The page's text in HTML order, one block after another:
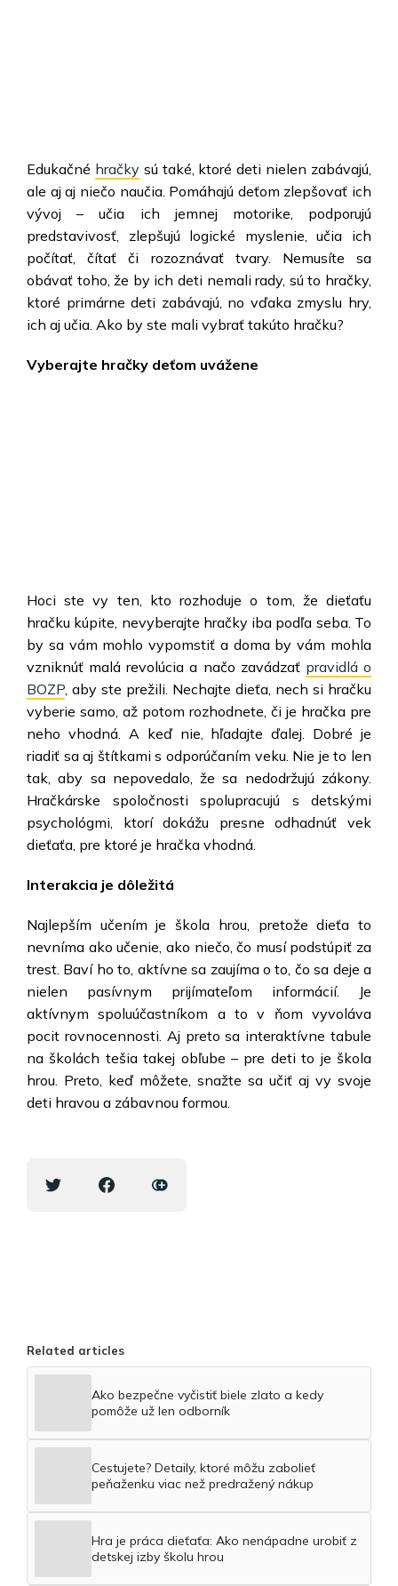
Edukačné hračky sú také, ktoré deti nielen zabávajú,
ale aj aj niečo naučia. Pomáhajú deťom zlepšovať ich
vývoj – učia ich jemnej motorike, podporujú
predstavivosť, zlepšujú logické myslenie, učia ich
počítať, čítať či rozoznávať tvary. Nemusíte sa
obávať toho, že by ich deti nemali rady, sú to hračky,
ktoré primárne deti zabávajú, no vďaka zmyslu hry,
ich aj učia. Ako by ste mali vybrať takúto hračku?
Vyberajte hračky deťom uvážene
Hoci ste vy ten, kto rozhoduje o tom, že dieťaťu
hračku kúpite, nevyberajte hračky iba podľa seba. To
by sa vám mohlo vypomstiť a doma by vám mohla
vzniknúť malá revolúcia a načo zavádzať pravidlá o
BOZP , aby ste prežili. Nechajte dieťa, nech si hračku
vyberie samo , až potom rozhodnete, či je hračka pre
neho vhodná. A keď nie, hľadajte ďalej. Dobré je
riadiť saaj štítkami s odporúčaním veku. Nie je to len
tak, aby sa nepovedalo , že sa nedodržujú zákony.
Hračkárske spoločnosti spolupracujú s detskými
psychológmi, ktorí dokážu presne odhadnúť vek
dieťaťa, pre ktoré je hračka vhodná.
Interakcia je dôležitá
Najlepším učením je škola hrou, pretože dieťa to
nevníma ako učenie, ako niečo, čo musí podstúpiť za
trest. Baví ho to, aktívne sa zaujíma o to, čo sa deje a
nielen pasívnym prijímateľom informácií. Je
aktívnym spoluúčastníkom a to v ňom vyvoláva
pocit rovnocennosti . Aj preto sa interaktívne tabule
na školách tešia takej obľube – pre deti to je škola
hrou. Preto, keď môžete, snažte sa učiť aj vy svoje
deti hravou a zábavnou formou.
Related articles
Ako bezpečne vyčistiť biele zlato a kedy
pomôže už len odborník
Cestujete? Detaily, ktoré môžu zabolieť
peňaženku viac než predražený nákup
Hra je práca dieťaťa: Ako nenápadne urobiť z
detskej izby školu hrou